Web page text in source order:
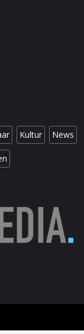
Kultur News